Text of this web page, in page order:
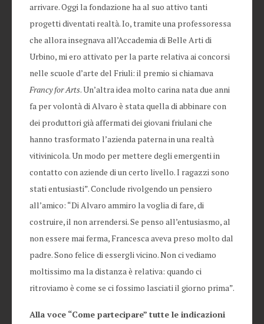
arrivare. Oggi la fondazione ha al suo attivo tanti
progetti diventati realtà. Io, tramite una professoressa
che allora insegnava all’Accademia di Belle Arti di
Urbino, mi ero attivato per la parte relativa ai concorsi
nelle scuole d’arte del Friuli: il premio si chiamava
Francy for Arts. Un’altra idea molto carina nata due anni
fa per volontà di Alvaro è stata quella di abbinare con
dei produttori già affermati dei giovani friulani che
hanno trasformato l’azienda paterna in una realtà
vitivinicola. Un modo per mettere degli emergenti in
contatto con aziende di un certo livello. I ragazzi sono
stati entusiasti”. Conclude rivolgendo un pensiero
all’amico: “Di Alvaro ammiro la voglia di fare, di
costruire, il non arrendersi. Se penso all’entusiasmo, al
non essere mai ferma, Francesca aveva preso molto dal
padre. Sono felice di essergli vicino. Non ci vediamo
moltissimo ma la distanza è relativa: quando ci
ritroviamo è come se ci fossimo lasciati il giorno prima”.
Alla voce “Come partecipare” tutte le indicazioni